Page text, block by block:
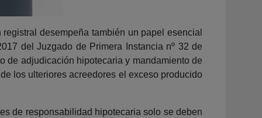
desempeña también un papel esencial
del Juzgado de Primera Instancia nº 32 de
de adjudicación hipotecaria y mandamiento de
los ulteriores acreedores el exceso producido
de responsabilidad hipotecaria solo se deben